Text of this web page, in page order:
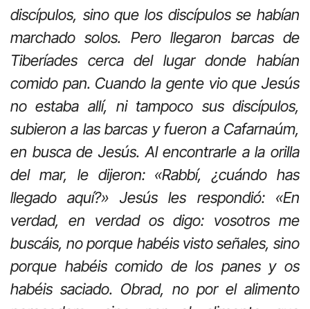
discípulos, sino que los discípulos se habían
marchado solos. Pero llegaron barcas de
Tiberíades cerca del lugar donde habían
comido pan. Cuando la gente vio que Jesús
no estaba allí, ni tampoco sus discípulos,
subieron a las barcas y fueron a Cafarnaúm,
en busca de Jesús. Al encontrarle a la orilla
del mar, le dijeron: «Rabbí, ¿cuándo has
llegado aquí?» Jesús les respondió: «En
verdad, en verdad os digo: vosotros me
buscáis, no porque habéis visto señales, sino
porque habéis comido de los panes y os
habéis saciado. Obrad, no por el alimento